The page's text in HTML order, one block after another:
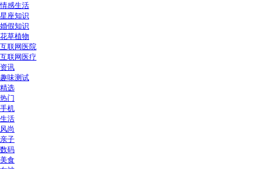
情感生活
星座知识
婚假知识
花草植物
互联网医院
互联网医疗
资讯
趣味测试
精选
热门
手机
生活
风尚
亲子
数码
美食